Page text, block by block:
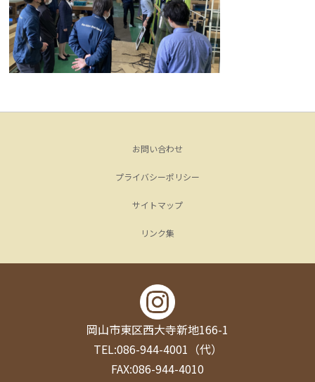
お問い合わせ
プライバシーポリシー
サイトマップ
リンク集
岡山市東区西大寺新地166-1
TEL:086-944-4001（代）
FAX:086-944-4010